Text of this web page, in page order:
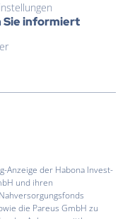
Sie informiert
Anzeige der Habona Invest-
und ihren
die Pareus GmbH zu